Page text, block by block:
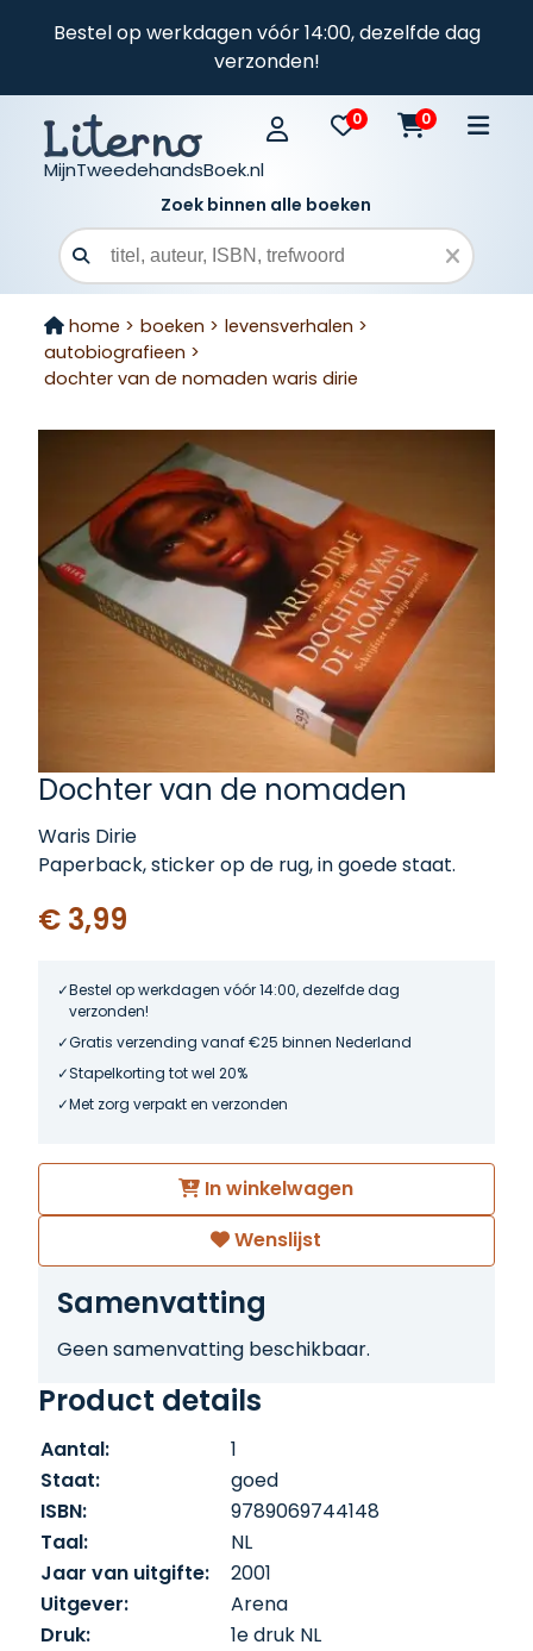
Bestel op werkdagen vóór 14:00, dezelfde dag
verzonden!
MijnTweedehandsBoek.nl
0 0
Zoek binnen alle boeken
Zoekveld
home > boeken > levensverhalen >
autobiografieen >
dochter van de nomaden waris dirie
Dochter van de nomaden
Waris Dirie
Paperback, sticker op de rug, in goede staat.
€ 3,99
Bestel op werkdagen vóór 14:00, dezelfde dag
verzonden!
Gratis verzending vanaf €25 binnen Nederland
Stapelkorting tot wel 20%
Met zorg verpakt en verzonden
In winkelwagen
Wenslijst
Samenvatting
Geen samenvatting beschikbaar.
Product details
Aantal:
1
Staat:
goed
ISBN:
9789069744148
Taal:
NL
Jaar van uitgifte:
2001
Uitgever:
Arena
Druk:
1e druk NL